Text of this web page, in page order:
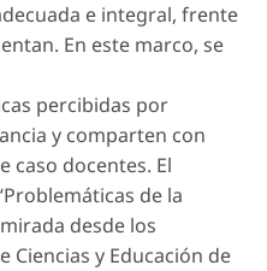
e integral, frente
En este marco, se
percibidas por
y comparten con
caso docentes. El
de la
desde los
Ciencias y Educación de